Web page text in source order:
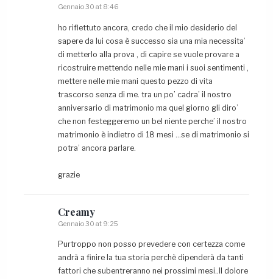
Gennaio 30 at 8:46
ho riflettuto ancora, credo che il mio desiderio del
sapere da lui cosa è successo sia una mia necessita’
di metterlo alla prova , di capire se vuole provare a
ricostruire mettendo nelle mie mani i suoi sentimenti ,
mettere nelle mie mani questo pezzo di vita
trascorso senza di me. tra un po’ cadra’ il nostro
anniversario di matrimonio ma quel giorno gli diro’
che non festeggeremo un bel niente perche’ il nostro
matrimonio è indietro di 18 mesi …se di matrimonio si
potra’ ancora parlare.
grazie
Creamy
Gennaio 30 at 9:25
Purtroppo non posso prevedere con certezza come
andrà a finire la tua storia perchè dipenderà da tanti
fattori che subentreranno nei prossimi mesi..Il dolore